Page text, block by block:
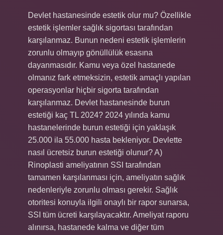
Devlet hastanesinde estetik olur mu? Özellikle
estetik işlemler sağlık sigortası tarafından
karşılanmaz. Bunun nedeni estetik işlemlerin
zorunlu olmayıp gönüllülük esasına
dayanmasıdır. Kamu veya özel hastanede
olmanız fark etmeksizin, estetik amaçlı yapılan
operasyonlar hiçbir sigorta tarafından
karşılanmaz. Devlet hastanesinde burun
estetiği kaç TL 2024? 2024 yılında kamu
hastanelerinde burun estetiği için yaklaşık
25.000 ila 55.000 hasta bekleniyor. Devlette
nasıl ücretsiz burun estetiği olunur? A)
Rinoplasti ameliyatının SSI tarafından
tamamen karşılanması için, ameliyatın sağlık
nedenleriyle zorunlu olması gerekir. Sağlık
otoritesi konuyla ilgili onaylı bir rapor sunarsa,
SSI tüm ücreti karşılayacaktır. Ameliyat raporu
alınırsa, hastanede kalma ve diğer tüm